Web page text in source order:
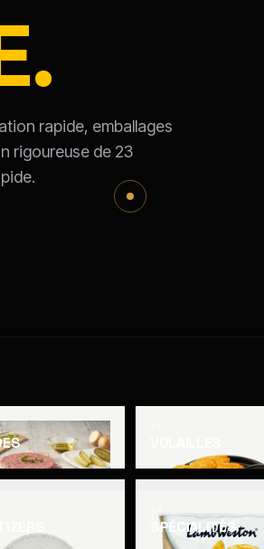
rapide, emballages
rigoureuse de 23
SPÉCIALITÉS